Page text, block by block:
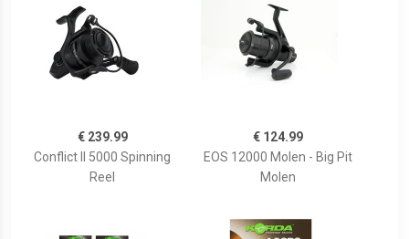
€ 239.99
Conflict II 5000 Spinning
Reel
€ 124.99
EOS 12000 Molen - Big Pit
Molen